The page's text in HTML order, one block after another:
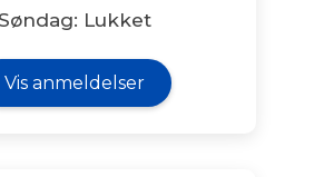
Søndag: Lukket
Vis anmeldelser